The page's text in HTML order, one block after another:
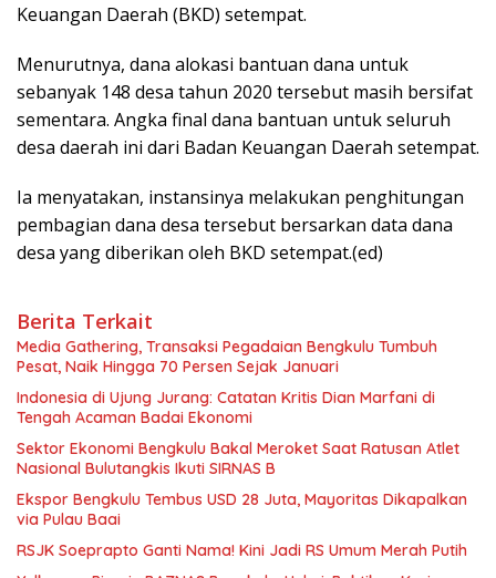
Keuangan Daerah (BKD) setempat.
Menurutnya, dana alokasi bantuan dana untuk
sebanyak 148 desa tahun 2020 tersebut masih bersifat
sementara. Angka final dana bantuan untuk seluruh
desa daerah ini dari Badan Keuangan Daerah setempat.
Ia menyatakan, instansinya melakukan penghitungan
pembagian dana desa tersebut bersarkan data dana
desa yang diberikan oleh BKD setempat.(ed)
Berita Terkait
Media Gathering, Transaksi Pegadaian Bengkulu Tumbuh
Pesat, Naik Hingga 70 Persen Sejak Januari
Indonesia di Ujung Jurang: Catatan Kritis Dian Marfani di
Tengah Acaman Badai Ekonomi
Sektor Ekonomi Bengkulu Bakal Meroket Saat Ratusan Atlet
Nasional Bulutangkis Ikuti SIRNAS B
Ekspor Bengkulu Tembus USD 28 Juta, Mayoritas Dikapalkan
via Pulau Baai
RSJK Soeprapto Ganti Nama! Kini Jadi RS Umum Merah Putih